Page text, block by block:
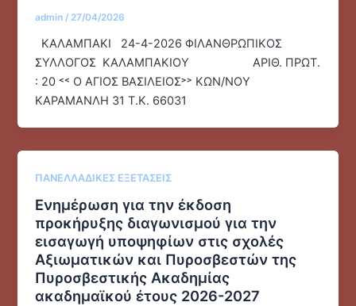
admin/27/04/2026
ΚΑΛΑΜΠΑΚΙ 24-4-2026 ΦΙΛΑΝΘΡΩΠΙΚΟΣ
ΣΥΛΛΟΓΟΣ ΚΑΛΑΜΠΑΚΙΟΥ ΑΡΙΘ. ΠΡΩΤ.
: 20 ˂˂ Ο ΑΓΙΟΣ ΒΑΣΙΛΕΙΟΣ˃˃ ΚΩΝ/ΝΟΥ
ΚΑΡΑΜΑΝΛΗ 31 Τ.Κ. 66031
ΠΑΝΕΛΛΑΔΙΚΕΣ ΕΞΕΤΑΣΕΙΣ
Ενημέρωση για την έκδοση
προκήρυξης διαγωνισμού για την
εισαγωγή υποψηφίων στις σχολές
Αξιωματικών και Πυροσβεστών της
Πυροσβεστικής Ακαδημίας
ακαδημαϊκού έτους 2026-2027